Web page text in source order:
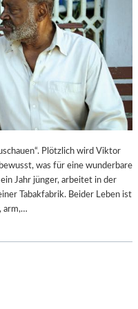
Plötzlich wird Viktor
was für eine wunderbare
ein Jahr jünger, arbeitet in der
Tabakfabrik. Beider Leben ist
arm,…